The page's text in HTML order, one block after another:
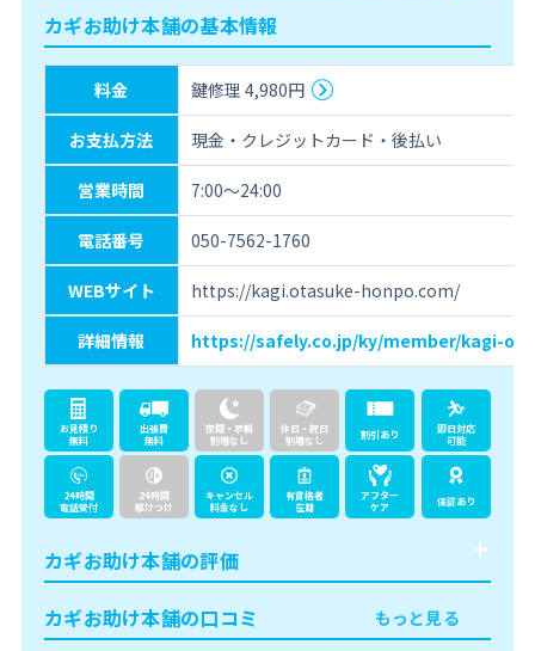
カギお助け本舗の基本情報
料金 鍵修理 4,980円
お支払方法 現金・クレジットカード・後払い
営業時間 7:00〜24:00
電話番号 050-7562-1760
WEBサイト https://kagi.otasuke-honpo.com/
詳細情報 https://safely.co.jp/ky/member/kagi-
お見積り
無料
出張費
無料
夜間・早朝
割増なし
休日・祝日
割増なし
割引あり
即日対応
可能
24時間
電話受付
24時間
駆けつけ
キャンセル
料金なし
有資格者
在籍
アフター
ケア
保証あり
カギお助け本舗の評価
カギお助け本舗の口コミ
もっと見る